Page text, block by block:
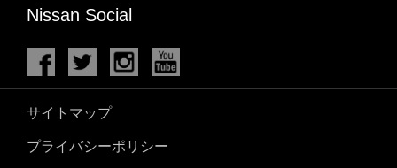
Nissan Social
サイトマップ
プライバシーポリシー